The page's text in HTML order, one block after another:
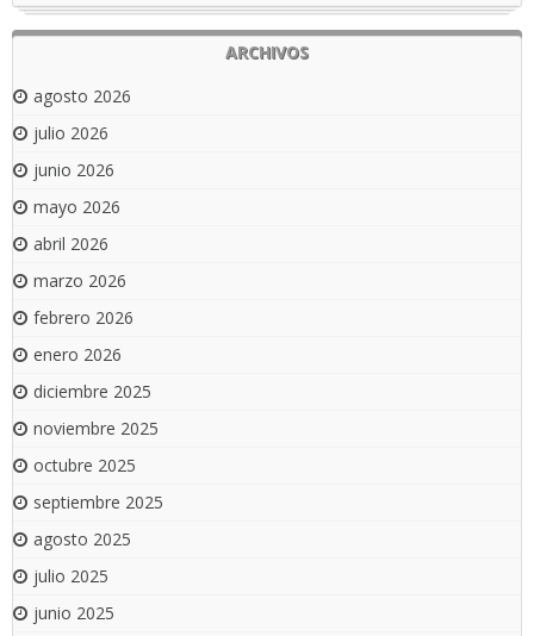
ARCHIVOS
agosto 2026
julio 2026
junio 2026
mayo 2026
abril 2026
marzo 2026
febrero 2026
enero 2026
diciembre 2025
noviembre 2025
octubre 2025
septiembre 2025
agosto 2025
julio 2025
junio 2025